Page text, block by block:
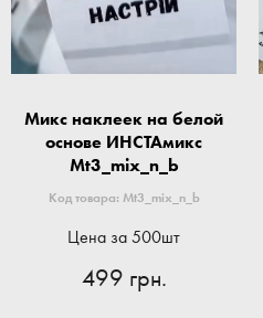
Микс наклеек на белой
основе ИНСТАмикс
Mt3_mix_n_b
Код товара: Mt3_mix_n_b
Цена за 500шт
499 грн.